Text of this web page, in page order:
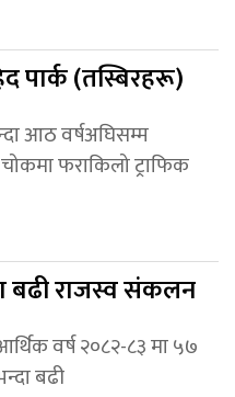
पार्क (तस्बिरहरू)
आठ वर्षअघिसम्म
फराकिलो ट्राफिक
बढी राजस्व संकलन
वर्ष २०८२-८३ मा ५७
बढी